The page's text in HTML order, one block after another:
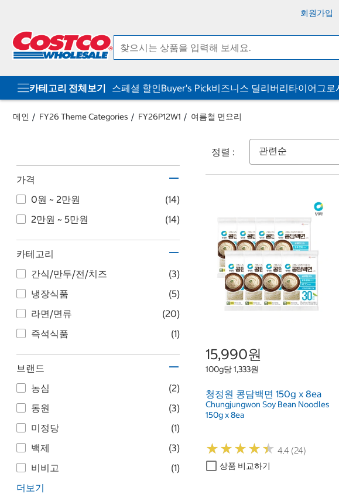
회원가입
카테고리 전체보기 스페셜 할인Buyer's Pick비즈니스 딜리버리타이어그로
메인 FY26 Theme Categories FY26P12W1 여름철 면요리
가격
0원 ~ 2만원
(14)
2만원 ~ 5만원
(14)
카테고리
간식/만두/전/치즈
(3)
냉장식품
(5)
라면/면류
(20)
즉석식품
(1)
브랜드
농심
(2)
동원
(3)
미정당
(1)
백제
(3)
비비고
(1)
더보기
정렬 :
15,990원
100g당 1,333원
청정원 콩담백면 150g x 8ea
Chungjungwon Soy Bean Noodles
150g x 8ea
★★★★★
★★★★★ 4.4 (24)
상품 비교하기